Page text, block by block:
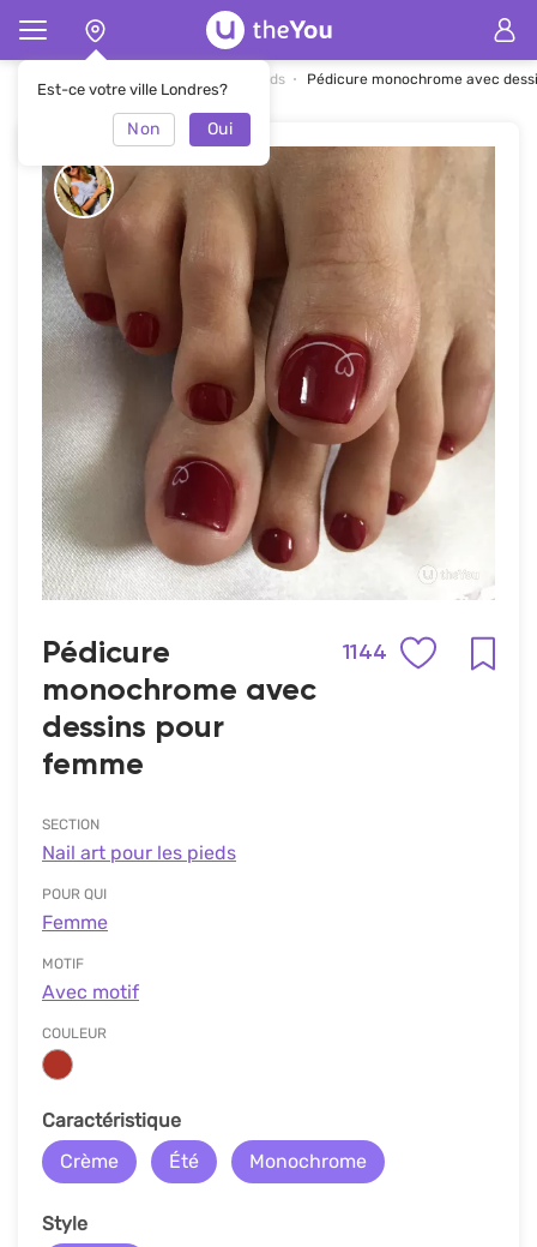
Est-ce votre ville Londres?
Non Oui
Page d'accueil Nail art pour les pieds Pédicure monochrome avec
Pédicure
monochrome avec
dessins pour
femme
1144
SECTION
Nail art pour les pieds
POUR QUI
Femme
MOTIF
Avec motif
COULEUR
Caractéristique
Crème
Été Monochrome
Style